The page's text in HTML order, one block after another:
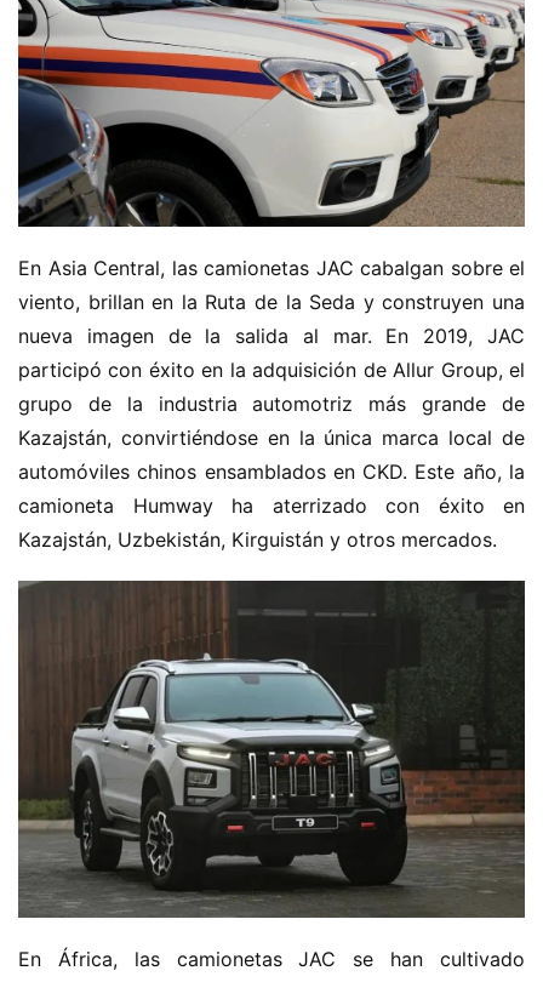
H
En Asia Central, las camionetas JAC cabalgan sobre el
viento, brillan en la Ruta de la Seda y construyen una
nueva imagen de la salida al mar. En 2019, JAC
participó con éxito en la adquisición de Allur Group, el
grupo de la industria automotriz más grande de
Kazajstán, convirtiéndose en la única marca local de
automóviles chinos ensamblados en CKD. Este año, la
camioneta Humway ha aterrizado con éxito en
Kazajstán, Uzbekistán, Kirguistán y otros mercados.
En África, las camionetas JAC se han cultivado